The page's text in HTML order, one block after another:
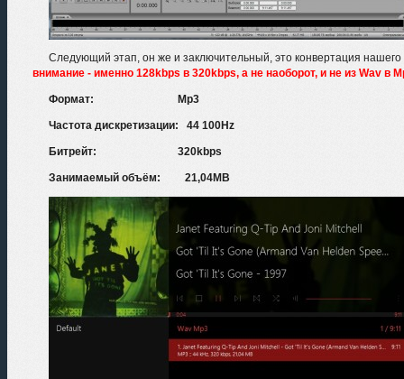
Следующий этап, он же и заключительный, это конвертация
внимание - именно 128kbps в 320kbps, а не наоборот, и не из Wav в
Формат: Mp3
Частота дискретизации: 44 100Hz
Битрейт: 320kbps
Занимаемый объём: 21,04MB